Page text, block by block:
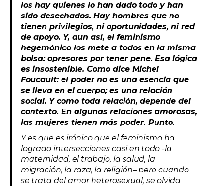
los hay quienes lo han dado todo y han
sido desechados. Hay hombres que no
tienen privilegios, ni oportunidades, ni red
de apoyo. Y, aun así, el feminismo
hegemónico los mete a todos en la misma
bolsa: opresores por tener pene. Esa lógica
es insostenible. Como dice Michel
Foucault: el poder no es una esencia que
se lleva en el cuerpo; es una relación
social. Y como toda relación, depende del
contexto. En algunas relaciones amorosas,
las mujeres tienen más poder. Punto.
Y es que es irónico que el feminismo ha
logrado intersecciones casi en todo -la
maternidad, el trabajo, la salud, la
migración, la raza, la religión– pero cuando
se trata del amor heterosexual, se olvida